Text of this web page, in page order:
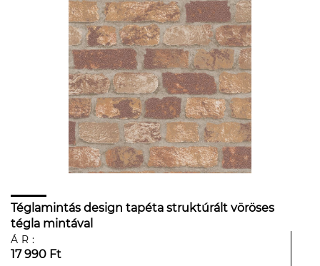
Téglamintás design tapéta struktúrált vöröses
tégla mintával
ÁR:
17 990 Ft